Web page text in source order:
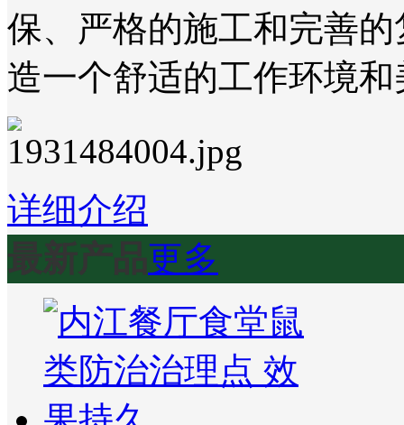
保、严格的施工和完善
造一个舒适的工作环境
详细介绍
最新产品更多